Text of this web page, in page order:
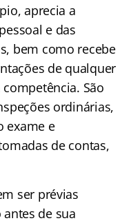
aprecia a
e das
bem como recebe
de qualquer
São
ordinárias,
exame e
de contas,
ser prévias
de sua